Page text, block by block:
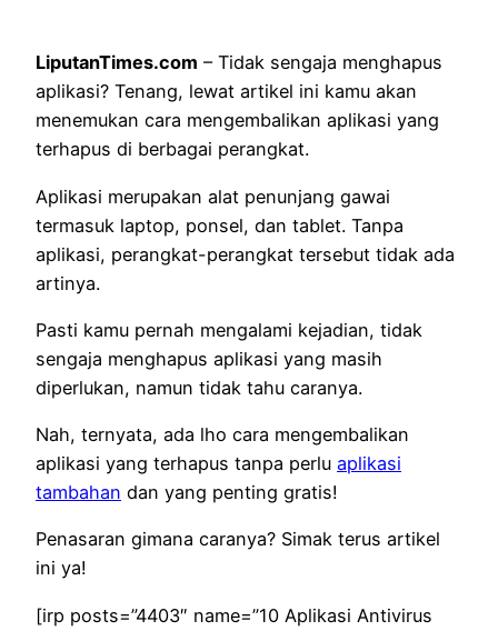
LiputanTimes.com – Tidak sengaja menghapus
aplikasi? Tenang, lewat artikel ini kamu akan
menemukan cara mengembalikan aplikasi yang
terhapus di berbagai perangkat.
Aplikasi merupakan alat penunjang gawai
termasuk laptop, ponsel, dan tablet. Tanpa
aplikasi, perangkat-perangkat tersebut tidak ada
artinya.
Pasti kamu pernah mengalami kejadian, tidak
sengaja menghapus aplikasi yang masih
diperlukan, namun tidak tahu caranya.
Nah, ternyata, ada lho cara mengembalikan
aplikasi yang terhapus tanpa perlu aplikasi
tambahan dan yang penting gratis!
Penasaran gimana caranya? Simak terus artikel
ini ya!
[irp posts=”4403″ name=”10 Aplikasi Antivirus